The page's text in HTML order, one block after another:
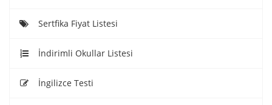
Sertfika Fiyat Listesi
İndirimli Okullar Listesi
İngilizce Testi